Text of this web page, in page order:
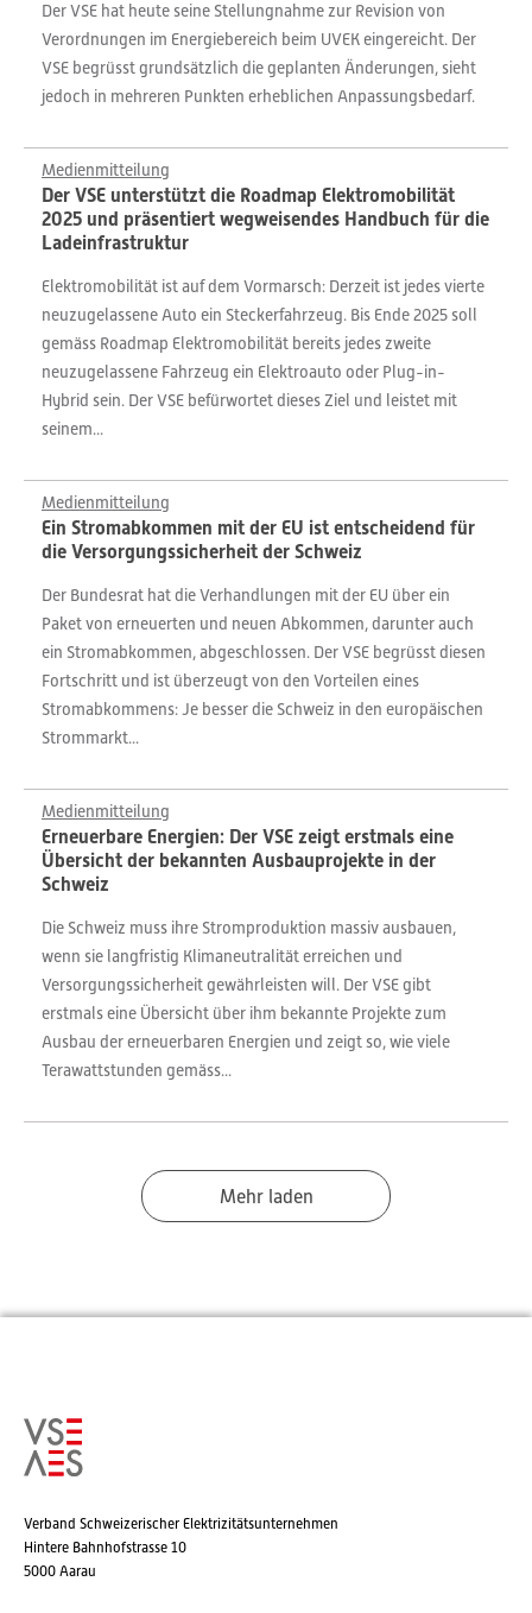
Der VSE hat heute seine Stellungnahme zur Revision von
Verordnungen im Energiebereich beim UVEK eingereicht. Der
VSE begrüsst grundsätzlich die geplanten Änderungen, sieht
jedoch in mehreren Punkten erheblichen Anpassungsbedarf.
Medienmitteilung
Der VSE unterstützt die Roadmap Elektromobilität
2025 und präsentiert wegweisendes Handbuch für die
Ladeinfrastruktur
Elektromobilität ist auf dem Vormarsch: Derzeit ist jedes vierte
neuzugelassene Auto ein Steckerfahrzeug. Bis Ende 2025 soll
gemäss Roadmap Elektromobilität bereits jedes zweite
neuzugelassene Fahrzeug ein Elektroauto oder Plug-in-
Hybrid sein. Der VSE befürwortet dieses Ziel und leistet mit
seinem...
Medienmitteilung
Ein Stromabkommen mit der EU ist entscheidend für
die Versorgungssicherheit der Schweiz
Der Bundesrat hat die Verhandlungen mit der EU über ein
Paket von erneuerten und neuen Abkommen, darunter auch
ein Stromabkommen, abgeschlossen. Der VSE begrüsst diesen
Fortschritt und ist überzeugt von den Vorteilen eines
Stromabkommens: Je besser die Schweiz in den europäischen
Strommarkt...
Medienmitteilung
Erneuerbare Energien: Der VSE zeigt erstmals eine
Übersicht der bekannten Ausbauprojekte in der
Schweiz
Die Schweiz muss ihre Stromproduktion massiv ausbauen,
wenn sie langfristig Klimaneutralität erreichen und
Versorgungssicherheit gewährleisten will. Der VSE gibt
erstmals eine Übersicht über ihm bekannte Projekte zum
Ausbau der erneuerbaren Energien und zeigt so, wie viele
Terawattstunden gemäss...
Mehr laden
Verband Schweizerischer Elektrizitätsunternehmen
Hintere Bahnhofstrasse 10
5000 Aarau